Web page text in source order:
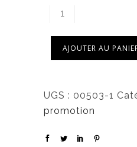
0
$
.
$
.
AJOUTER AU
UGS : 00503-1
promotion